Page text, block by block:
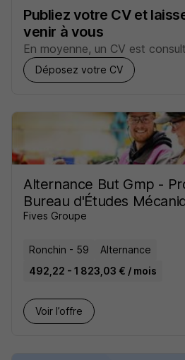
Publiez votre CV et
venir à vous
En moyenne, un CV est
Déposez votre CV
Alternance But Gmp -
Bureau d'Études
Fives Groupe
Ronchin - 59
Alternance
492,22 - 1 823,03 € / mois
Voir l’offre